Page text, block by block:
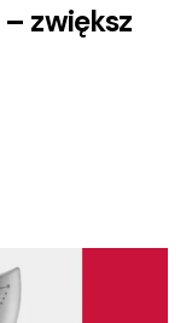
zwiększ